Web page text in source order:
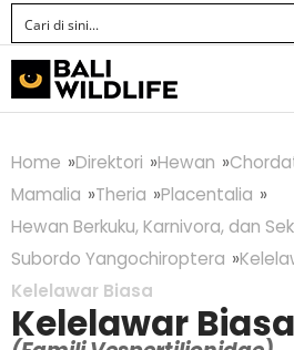
Home Direktori Hewan
Mamalia
Theria
Placentalia
Hewan Berkuku, Karnivora, dan
Subordo Yangochiroptera
Kelelawar Biasa
Kelelawar Biasa